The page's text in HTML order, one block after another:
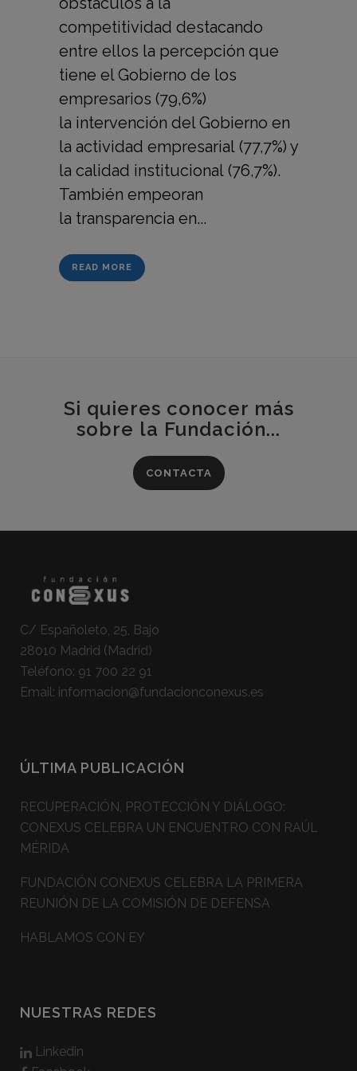
competitividad destacando
entre ellos la percepción que
tiene el Gobierno de los
empresarios (79,6%)
la intervención del Gobierno en
la actividad empresarial (77,7%) y
la calidad institucional (76,7%).
También empeoran
la transparencia en...
READ MORE
Si quieres conocer más
sobre la Fundación...
CONTACTA
C/ Españoleto, 25, Bajo
28010 Madrid (Madrid)
Teléfono: 91 700 22 91
Email: informacion@fundacionconexus.es
ÚLTIMA PUBLICACIÓN
RECUPERACIÓN, PROTECCIÓN Y DIÁLOGO:
CONEXUS CELEBRA UN ENCUENTRO CON RAÚL
MÉRIDA
FUNDACIÓN CONEXUS CELEBRA LA PRIMERA
REUNIÓN DE LA COMISIÓN DE DEFENSA
HABLAMOS CON EY
NUESTRAS REDES
Linkedin